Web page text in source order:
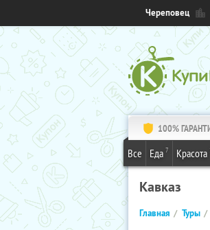
Череповец
100%
Все Еда 7 Красота
Кавказ
Главная Туры